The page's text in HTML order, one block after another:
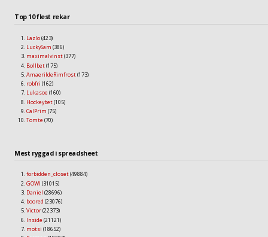
Top 10 flest rekar
Lazlo(423)
LuckySam (386)
maximalvinst(377)
Bollbet(175)
AmaerildeRimfrost(173)
robfri (162)
Lukasoe (160)
Hockeybet(105)
CalPrim (75)
Tomte (70)
Mest ryggad i spreadsheet
forbidden_closet(49884)
GOWI (31015)
Daniel (28696)
boored (23076)
Victor(22373)
Inside (21121)
motsi (18652)